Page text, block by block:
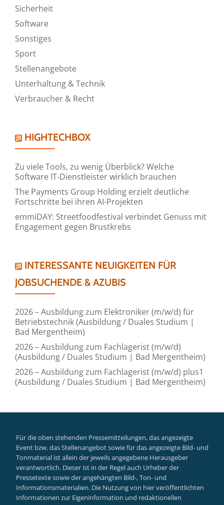
Sicherheit
Software
Sonstiges
Sport
Stellenangebote
Unterhaltung & Technik
Verbraucher & Recht
HIGHTECHBOX
Zu viele Tools, zu wenig Überblick? Welche
Software IT-Dienstleister wirklich brauchen
The Payments Group Holding erzielt deutliche
Fortschritte bei ihren AI-Projekten
emmiDAY: Streetfoodfestival verbindet Genuss mit
Engagement gegen Brustkrebs
INTERESSANTE NEUIGKEITEN FÜR
JOBSUCHENDE & AZUBIS
2026 – Ausbildung zum Elektroniker (m/w/d) für
Betriebstechnik (Ausbildung / Duales Studium |
Bad Mergentheim)
2026 – Ausbildung zum Fachlagerist (m/w/d)
(Ausbildung / Duales Studium | Bad Mergentheim)
2026 – Ausbildung zum Fachlagerist (m/w/d) plus1
(Ausbildung / Duales Studium | Bad Mergentheim)
Für die oben stehenden Pressemitteilungen, das angezeigte
Event bzw. das Stellenangebot sowie für das angezeigte Bild- und
Tonmaterial ist allein der jeweils angegebene Herausgeber
verantwortlich. Dieser ist in der Regel auch Urheber der
Pressetexte sowie der angehängten Bild-, Ton- und
Informationsmaterialien. Die Nutzung von hier veröffentlichten
Informationen zur Eigeninformation und redaktionellen